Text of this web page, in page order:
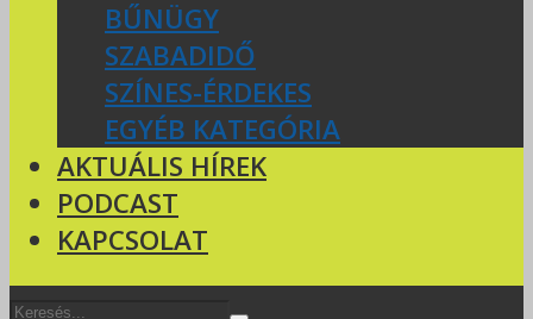
BŰNÜGY
SZABADIDŐ
SZÍNES-ÉRDEKES
EGYÉB KATEGÓRIA
AKTUÁLIS HÍREK
PODCAST
KAPCSOLAT